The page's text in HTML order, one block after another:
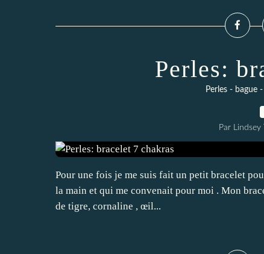
Perles:
Perles - bague
Par
Pour une fois je me suis fait un petit bracelet
la main et qui me convenait pour moi . Mon
de tigre, cornaline , œil...